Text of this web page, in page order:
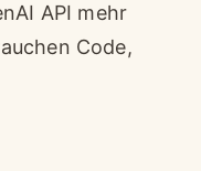
API mehr
Code,